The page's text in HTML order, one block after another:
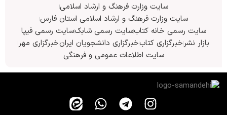
سایت وزارت فرهنگ و ارشاد اسلامی
سایت وزارت فرهنگ و ارشاد اسلامی استان فارس
سایت رسمی خانه کتابسایت رسمی شابکسایت رسمی فیپا
بازار نشر خبرگزاری کتابخبرگزاری دانشجویان ایرانخبرگزاری مهر
سایت اطلاعات عمومی و فرهنگی